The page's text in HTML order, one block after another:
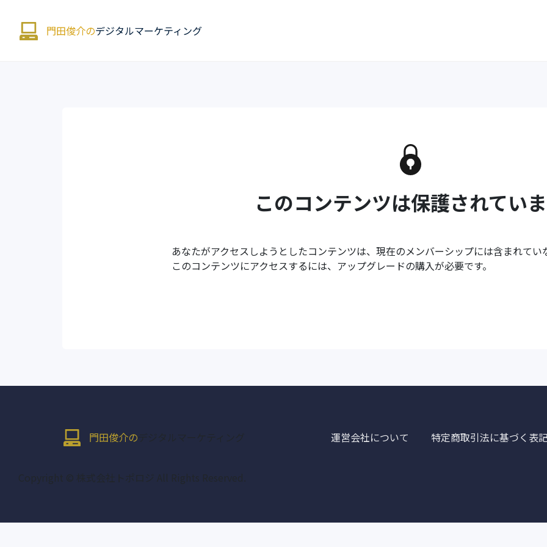
門田俊介のデジタルマーケティング
このコンテンツは保護されてい
あなたがアクセスしようとしたコンテンツは、現在のメンバーシップには含まれてい
このコンテンツにアクセスするには、アップグレードの購入が必要です。
門田俊介の デジタルマーケティング 運営会社について 特定商取引法に基づく表
Copyright © 株式会社トポロジ All Rights Reserved.